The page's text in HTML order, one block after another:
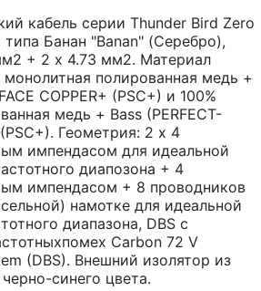
кабель серии Thunder Bird Zero
Банан "Banan" (Серебро),
+ 2 x 4.73 мм2. Материал
полированная медь +
COPPER+ (PSC+) и 100%
медь + Bass (PERFECT-
(PSC+). Геометрия: 2 х 4
импендасом для идеальной
диапозона + 4
импендасом + 8 проводников
намотке для идеальной
диапазона, DBS с
Carbon 72 V
(DBS). Внешний изолятор из
синего цвета.